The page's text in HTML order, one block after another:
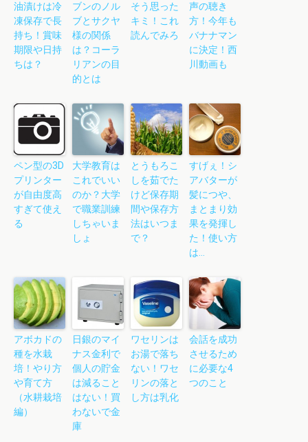
油漬けは冷
凍保存で長
持ち！賞味
期限や日持
ちは？
ブンのノル
ブとサクヤ
様の関係
は？コーラ
リアンの目
的とは
そう思った
キミ！これ
読んでみろ
声の聴き
方！今年も
バナナマン
に決定！西
川動画も
ペン型の3D
プリンター
が自由度高
すぎて使え
る
大学教育は
これでいい
のか？大学
で職業訓練
しちゃいま
しょ
とうもろこ
しを茹でた
けど保存期
間や保存方
法はいつま
で？
すげぇ！シ
アバターが
髪につや、
まとまり効
果を発揮し
た！使い方
は…
アボカドの
種を水栽
培！やり方
や育て方
（水耕栽培
編）
日銀のマイ
ナス金利で
個人の貯金
は減ること
はない！買
わないで金
庫
ワセリンは
お湯で落ち
ない！ワセ
リンの落と
し方は乳化
会話を成功
させるため
に必要な4
つのこと